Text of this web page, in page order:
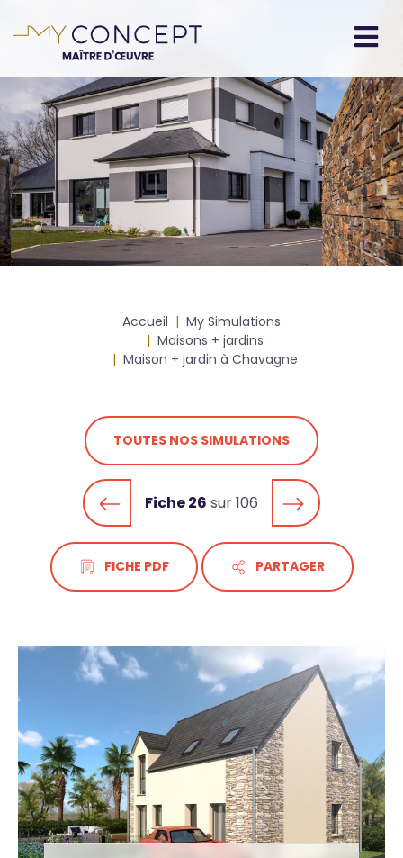
au
principal
principale
d'Ariane
Accueil
My Simulations
Maisons + jardins
Maison + jardin à Chavagne
TOUTES NOS SIMULATIONS
Fiche 26 sur 106
FICHE PDF PARTAGER